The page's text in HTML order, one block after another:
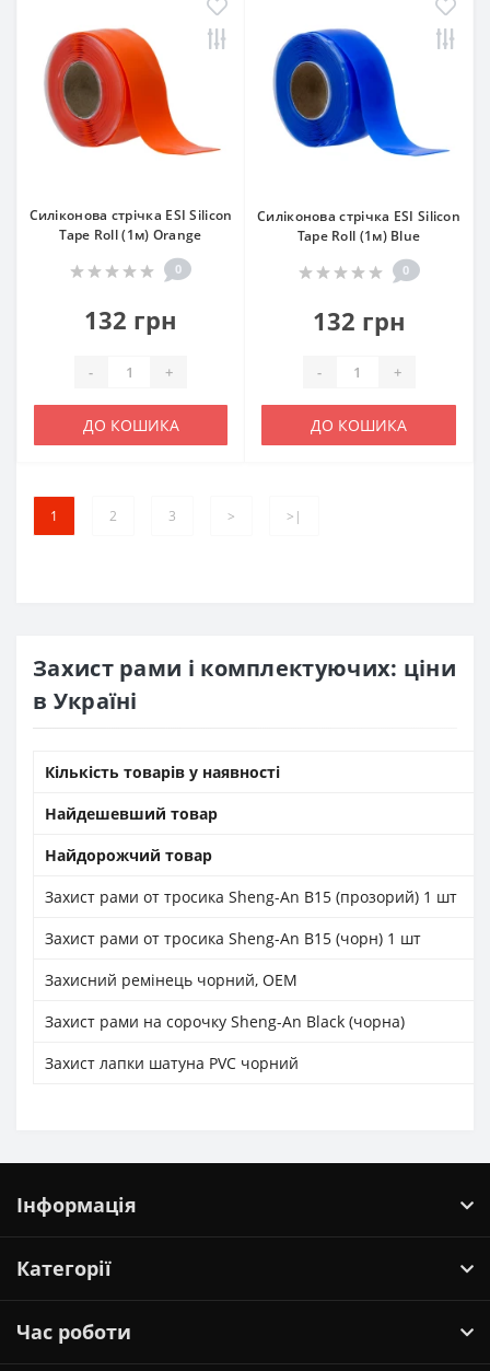
Силіконова стрічка ESI Silicon
Tape Roll (1м) Orange
0
132 грн
- +
ДО КОШИКА
Силіконова стрічка ESI Silicon
Tape Roll (1м) Blue
0
132 грн
- +
ДО КОШИКА
1 2 3 > >|
Захист рами і комплектуючих: ціни
в Україні
Кількість товарів у наявності
Найдешевший товар
Найдорожчий товар
Захист рами от тросика Sheng-An B15 (прозорий) 1 шт
Захист рами от тросика Sheng-An B15 (чорн) 1 шт
Захисний ремінець чорний, ОЕМ
Захист рами на сорочку Sheng-An Black (чорна)
Захист лапки шатуна PVC чорний
Інформація
Категорії
Час роботи